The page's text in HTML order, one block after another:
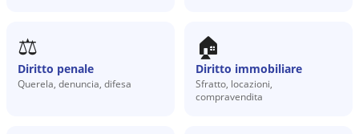
⚖️
Diritto penale
Querela, denuncia, difesa
🏠
Diritto immobiliare
Sfratto, locazioni,
compravendita